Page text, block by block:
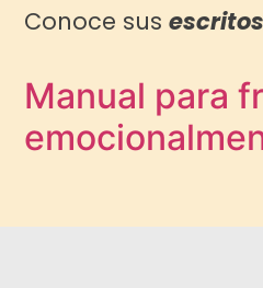
Conoce susescritos
Manual para